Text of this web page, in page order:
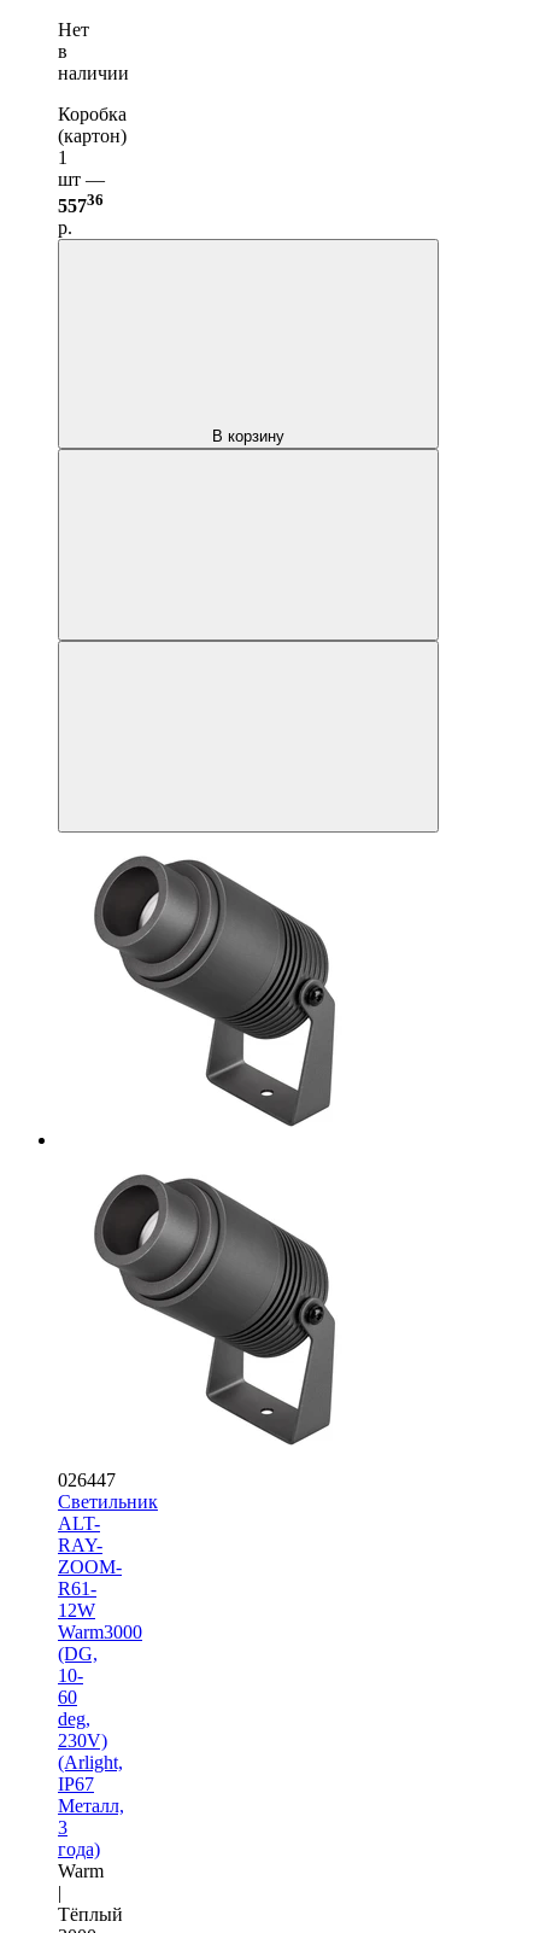
Нет
в
наличии
Коробка
(картон)
1
шт —
55736
р.
В корзину
026447
Светильник
ALT-
RAY-
ZOOM-
R61-
12W
Warm3000
(DG,
10-
60
deg,
230V)
(Arlight,
IP67
Металл,
3
года)
Warm
|
Тёплый